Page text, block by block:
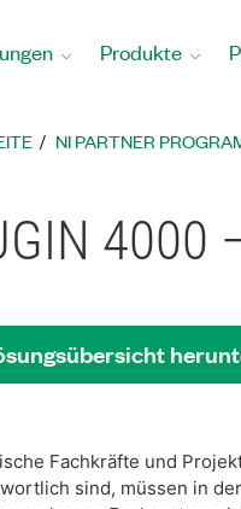
Produkte
NI PARTNER
4000
Fachkräfte und
sind, müssen in